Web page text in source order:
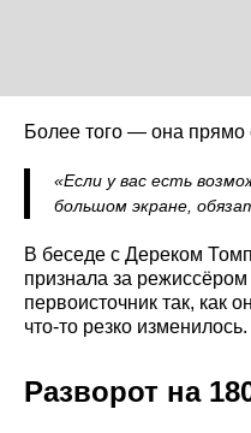
Более того — она прямо
«Если у вас есть
большом экране,
В беседе с Дереком
признала за
первоисточник так, как
что-то резко изменилось.
Разворот на